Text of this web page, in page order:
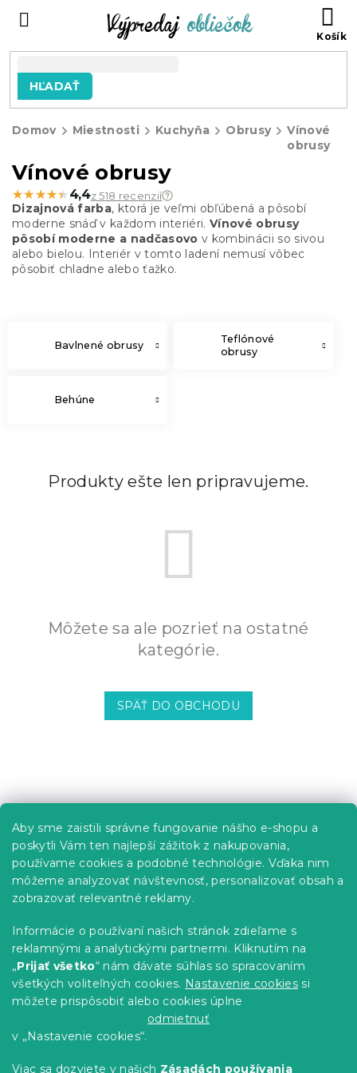
Aby sme zaistili správne fungovanie nášho e-shopu a
poskytli Vám ten najlepší zážitok z nakupovania,
používame cookies a podobné technológie. Vďaka nim
môžeme analyzovať návštevnosť, personalizovať obsah a
zobrazovať relevantné reklamy.
Informácie o používaní našich stránok zdieľame s
reklamnými a analytickými partnermi. Kliknutím na
„Prijať všetko“ nám dávate súhlas so spracovaním
všetkých voliteľných cookies. Nastavenie cookies si
môžete prispôsobiť alebo cookies úplne
odmietnuť
v „Nastavenie cookies“.
Viac sa dozviete v našich Zásadách používania
HĽADAŤ
Domov Miestnosti Kuchyňa Obrusy
Vínové
obrusy
Vínové obrusy
★★★★★
★★★★★ 4,4z 518 recenzií
Dizajnová farba, ktorá je veľmi obľúbená a pôsobí
moderne snáď v každom interiéri. Vínové obrusy
pôsobí moderne a nadčasovo v kombinácii so sivou
alebo bielou. Interiér v tomto ladení nemusí vôbec
pôsobiť chladne alebo ťažko.
Bavlnené obrusy
Teflónové
obrusy
Behúne
Produkty ešte len pripravujeme.
Môžete sa ale pozrieť na ostatné
kategórie.
SPÄŤ DO OBCHODU
á
Informácie pre vás
Predajne
Sledovanie objednávky
Možnosti doručenia
Reklamácie a vrátenie tovaru
Kontakty
Obchodné podmienky
Podmienky ochrany osobných údajov
Pre partnerov